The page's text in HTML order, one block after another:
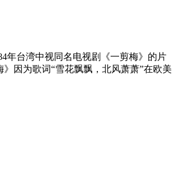
年台湾中视同名电视剧《一剪梅》的片
因为歌词“雪花飘飘，北风萧萧”在欧美